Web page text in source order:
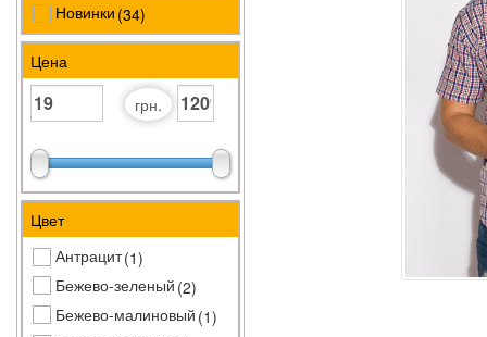
Новинки (34)
Цена
грн.
Цвет
Антрацит(1)
Бежево-зеленый (2)
Бежево-малиновый (1)